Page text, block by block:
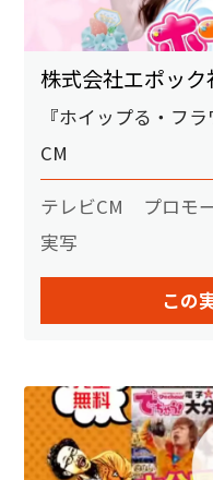
株式会社エポック
『ホイップる・フ
CM
テレビCM プロモ
実写
この